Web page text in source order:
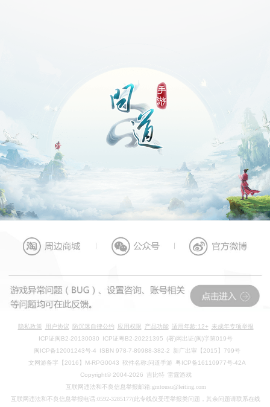
隐私政策 用户协议 防沉迷自律公约 应用权限 产品功能 适用年龄:12+
未成年专项举报
ICP证闽B2-20130030
ICP证粤B2-20221395
(署)网出证(闽)字第019号
闽ICP备12001243号-4
ISBN 978-7-89988-382-2
新广出审【2015】799号
文网游备字【2016】M-RPG0043 软件名称:问道手游
粤ICP备16110977号-42A
Copyright© 2004-2026
吉比特 雷霆游戏
互联网违法和不良信息举报邮箱:gmtousu@leiting.com
互联网违法和不良信息举报电话:0592-3285177(此专线仅受理举报类问题，其余问题请联系在线